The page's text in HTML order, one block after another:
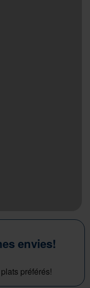
envies!
préférés!